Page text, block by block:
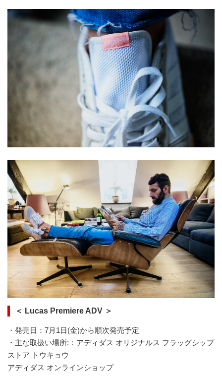
＜ Lucas Premiere ADV ＞
・発売日：7月1日(金)から順次発売予定
・主な取扱い場所:：アディダス オリジナルス フラッグシップ
ストア トウキョウ
アディダス オンラインショップ